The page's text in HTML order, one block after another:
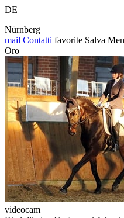
DE
Nürnberg
mail Contatti favorite Salva
Oro
videocam